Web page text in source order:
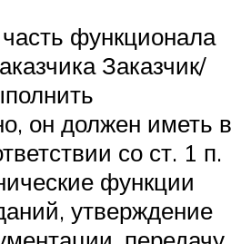
функционала
Заказчик/
он должен иметь в
со ст. 1 п.
функции
утверждение